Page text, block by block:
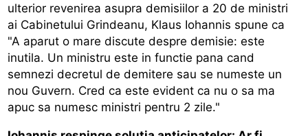
ulterior revenirea asupra demisiilor a 20 de ministri
ai Cabinetului Grindeanu, Klaus Iohannis spune ca
"A aparut o mare discute despre demisie: este
inutila. Un ministru este in functie pana cand
semnezi decretul de demitere sau se numeste un
nou Guvern. Cred ca este evident ca nu o sa ma
apuc sa numesc ministri pentru 2 zile."